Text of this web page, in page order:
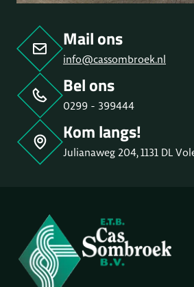
Mail ons
info@cassombroek.nl
Bel ons
0299 - 399444
Kom langs!
Julianaweg 204, 1131 DL